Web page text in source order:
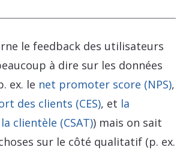
le feedback des utilisateurs
à dire sur les données
ex. le net promoter score (NPS),
des clients (CES), et la
clientèle (CSAT)) mais on sait
sur le côté qualitatif (p. ex.